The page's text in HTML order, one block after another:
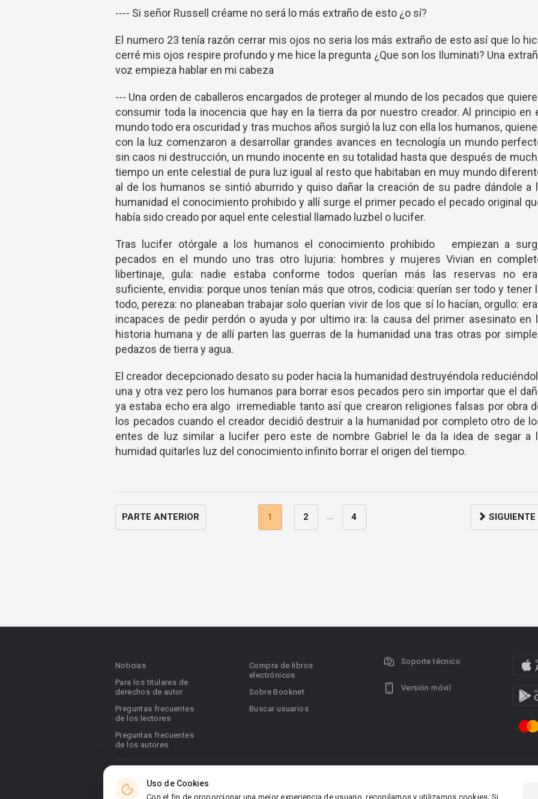
---- Si señor Russell créame no será lo más extraño de esto ¿o sí?
El numero 23 tenía razón cerrar mis ojos no seria los más extraño de esto así que lo
cerré mis ojos respire profundo y me hice la pregunta ¿Que son los Iluminati? Una
voz empieza hablar en mi cabeza
--- Una orden de caballeros encargados de proteger al mundo de los pecados que
consumir toda la inocencia que hay en la tierra da por nuestro creador. Al principio en
mundo todo era oscuridad y tras muchos años surgió la luz con ella los humanos,
con la luz comenzaron a desarrollar grandes avances en tecnología un mundo
sin caos ni destrucción, un mundo inocente en su totalidad hasta que después de
tiempo un ente celestial de pura luz igual al resto que habitaban en muy mundo
al de los humanos se sintió aburrido y quiso dañar la creación de su padre dándole a
humanidad el conocimiento prohibido y allí surge el primer pecado el pecado original
había sido creado por aquel ente celestial llamado luzbel o lucifer.
Tras lucifer otórgale a los humanos el conocimiento prohibido empiezan a
pecados en el mundo uno tras otro lujuria: hombres y mujeres Vivian en
libertinaje, gula: nadie estaba conforme todos querían más las reservas no
suficiente, envidia: porque unos tenían más que otros, codicia: querían ser todo y tener
todo, pereza: no planeaban trabajar solo querían vivir de los que sí lo hacían, orgullo:
incapaces de pedir perdón o ayuda y por ultimo ira: la causa del primer asesinato en
historia humana y de allí parten las guerras de la humanidad una tras otras por
pedazos de tierra y agua.
El creador decepcionado desato su poder hacia la humanidad destruyéndola
una y otra vez pero los humanos para borrar esos pecados pero sin importar que el
ya estaba echo era algo irremediable tanto así que crearon religiones falsas por obra
los pecados cuando el creador decidió destruir a la humanidad por completo otro de
entes de luz similar a lucifer pero este de nombre Gabriel le da la idea de segar a
humidad quitarles luz del conocimiento infinito borrar el origen del tiempo.
PARTE ANTERIOR 1 2 ... 4 SIGUIENTE
Uso de Cookies
Con el fin de proporcionar una mejor experiencia de usuario, recopilamos y utilizamos cookies. Si
Noticias
Para los titulares de
derechos de autor
Preguntas frecuentes
de los lectores
Preguntas frecuentes
de los autores
Compra de libros
electrónicos
Sobre Booknet
Buscar usuarios
Soporte técnico
Versión móvil
© 2026 Booknet. Todos los derechos reservados.
Dirección comercial: Griva Digeni 51, oficina 1, Larnaca,
Área RR.PP.: pr@booknet.com